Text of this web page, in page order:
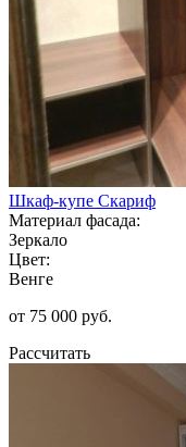
Шкаф-купе Скариф
Материал фасада:
Зеркало
Цвет:
Венге
от 75 000 руб.
Рассчитать